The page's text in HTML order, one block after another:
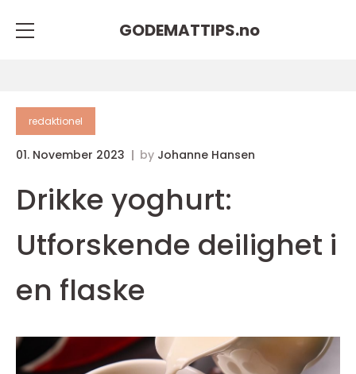
GODEMATTIPS.no
redaktionel
01. November 2023 by Johanne Hansen
Drikke yoghurt:
Utforskende deilighet i
en flaske